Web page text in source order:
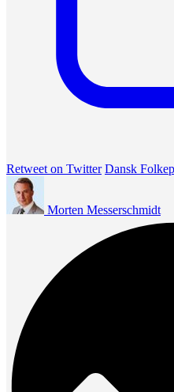
Retweet on Twitter Dansk
Morten Messerschmidt